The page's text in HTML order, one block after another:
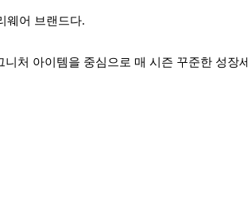
웨어 브랜드다.
처 아이템을 중심으로 매 시즌 꾸준한 성장세